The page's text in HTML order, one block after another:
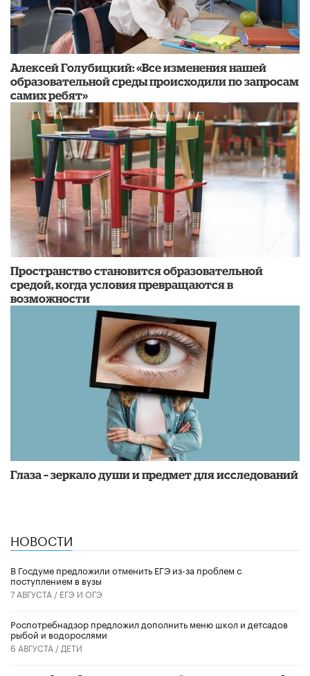
​Алексей Голубицкий: «Все изменения нашей
образовательной среды происходили по запросам
самих ребят»
Пространство становится образовательной
средой, когда условия превращаются в
возможности
Глаза – зеркало души и предмет для исследований
НОВОСТИ
В Госдуме предложили отменить ЕГЭ из-за проблем с
поступлением в вузы
7 АВГУСТА / ЕГЭ И ОГЭ
Роспотребнадзор предложил дополнить меню школ и детсадов
рыбой и водорослями
6 АВГУСТА / ДЕТИ